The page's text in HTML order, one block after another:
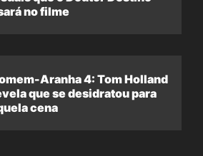
no filme
Aranha 4: Tom Holland
que se desidratou para
cena